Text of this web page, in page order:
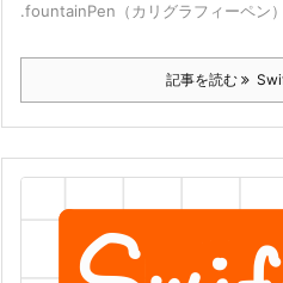
.fountainPen（カリグラフィーペン
記事を読む